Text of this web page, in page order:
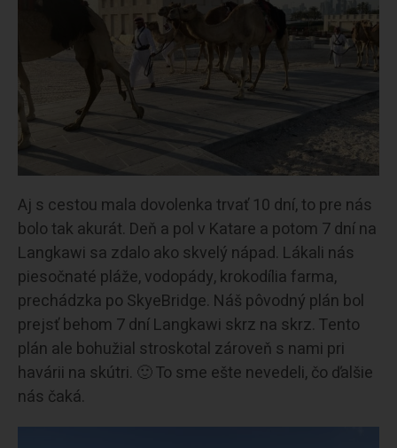
Aj s cestou mala dovolenka trvať 10 dní, to pre nás
bolo tak akurát. Deň a pol v Katare a potom 7 dní na
Langkawi sa zdalo ako skvelý nápad. Lákali nás
piesočnaté pláže, vodopády, krokodília farma,
prechádzka po SkyeBridge. Náš pôvodný plán bol
prejsť behom 7 dní Langkawi skrz na skrz. Tento
plán ale bohužial stroskotal zároveň s nami pri
havárii na skútri. 🙂 To sme ešte nevedeli, čo ďalšie
nás čaká.